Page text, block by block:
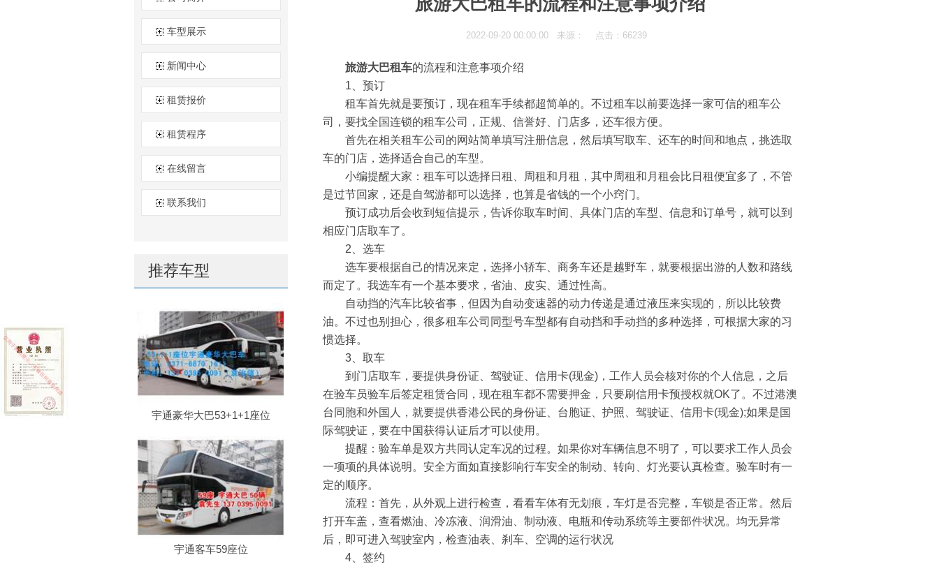
车型展示
新闻中心
租赁报价
租赁程序
在线留言
联系我们
推荐车型
宇通豪华大巴53+1+1座位
宇通客车59座位
2022-09-20 00:00:00 来源： 点击：66239
旅游大巴租车的流程和注意事项介绍
1、预订
租车首先就是要预订，现在租车手续都超简单的。不过租车以前要选择一家可信的租车公
司，要找全国连锁的租车公司，正规、信誉好、门店多，还车很方便。
首先在相关租车公司的网站简单填写注册信息，然后填写取车、还车的时间和地点，挑选取
车的门店，选择适合自己的车型。
小编提醒大家：租车可以选择日租、周租和月租，其中周租和月租会比日租便宜多了，不管
是过节回家，还是自驾游都可以选择，也算是省钱的一个小窍门。
预订成功后会收到短信提示，告诉你取车时间、具体门店的车型、信息和订单号，就可以到
相应门店取车了。
2、选车
选车要根据自己的情况来定，选择小轿车、商务车还是越野车，就要根据出游的人数和路线
而定了。我选车有一个基本要求，省油、皮实、通过性高。
自动挡的汽车比较省事，但因为自动变速器的动力传递是通过液压来实现的，所以比较费
油。不过也别担心，很多租车公司同型号车型都有自动挡和手动挡的多种选择，可根据大家的习
惯选择。
3、取车
到门店取车，要提供身份证、驾驶证、信用卡(现金)，工作人员会核对你的个人信息，之后
在验车员验车后签定租赁合同，现在租车都不需要押金，只要刷信用卡预授权就OK了。不过港澳
台同胞和外国人，就要提供香港公民的身份证、台胞证、护照、驾驶证、信用卡(现金);如果是国
际驾驶证，要在中国获得认证后才可以使用。
提醒：验车单是双方共同认定车况的过程。如果你对车辆信息不明了，可以要求工作人员会
一项项的具体说明。安全方面如直接影响行车安全的制动、转向、灯光要认真检查。验车时有一
定的顺序。
流程：首先，从外观上进行检查，看看车体有无划痕，车灯是否完整，车锁是否正常。然后
打开车盖，查看燃油、冷冻液、润滑油、制动液、电瓶和传动系统等主要部件状况。均无异常
后，即可进入驾驶室内，检查油表、刹车、空调的运行状况
4、签约